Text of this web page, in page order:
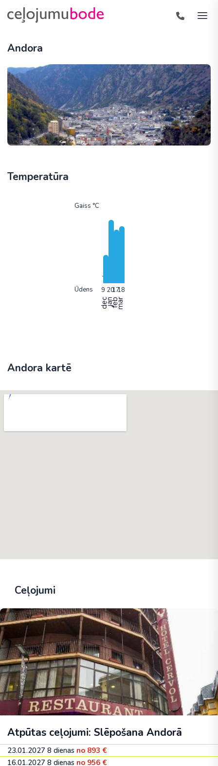
Andora
Temperatūra
Gaiss °C
Ūdens
decjanfebmar
Andora kartē
Ceļojumi
Atpūtas ceļojumi: Slēpošana Andorā
23.01.2027 8 dienas no 893 €
16.01.2027 8 dienas no 956 €